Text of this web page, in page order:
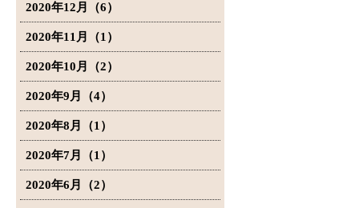
2020年12月（6）
2020年11月（1）
2020年10月（2）
2020年9月（4）
2020年8月（1）
2020年7月（1）
2020年6月（2）